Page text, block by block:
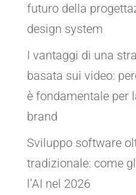
futuro della
design system
I vantaggi di una
basata sui video:
è fondamentale per
brand
Sviluppo software
tradizionale: come
l’AI nel 2026